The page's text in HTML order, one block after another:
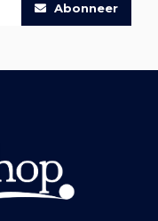
Abonneer